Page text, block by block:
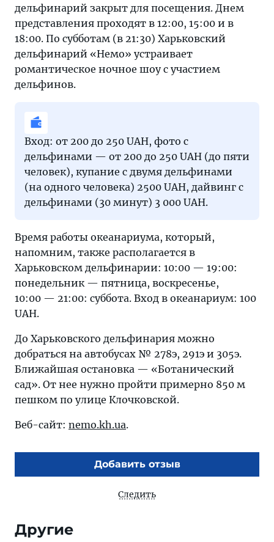
дельфинарий закрыт для посещения. Днем
представления проходят в 12:00, 15:00 и в
18:00. По субботам (в 21:30) Харьковский
дельфинарий «Немо» устраивает
романтическое ночное шоу с участием
дельфинов.
Вход: от 200 до 250 UAH, фото с
дельфинами — от 200 до 250 UAH (до пяти
человек), купание с двумя дельфинами
(на одного человека) 2500 UAH, дайвинг с
дельфинами (30 минут) 3 000 UAH.
Время работы океанариума, который,
напомним, также располагается в
Харьковском дельфинарии: 10:00 — 19:00:
понедельник — пятница, воскресенье,
10:00 — 21:00: суббота. Вход в океанариум: 100
UAH.
До Харьковского дельфинария можно
добраться на автобусах № 278э, 291э и 305э.
Ближайшая остановка — «Ботанический
сад». От нее нужно пройти примерно 850 м
пешком по улице Клочковской.
Веб-сайт: nemo.kh.ua.
Добавить отзыв
Следить
Другие